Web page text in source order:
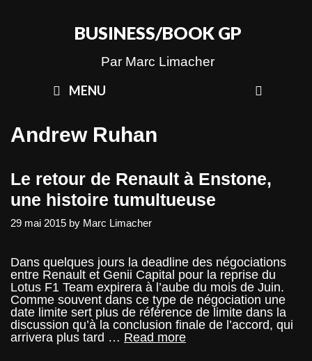
BUSINESS/BOOK GP
Par Marc Limacher
MENU
Andrew Ruhan
Le retour de Renault à Enstone,
une histoire tumultueuse
29 mai 2015 by Marc Limacher
Dans quelques jours la deadline des négociations
entre Renault et Genii Capital pour la reprise du
Lotus F1 Team expirera à l’aube du mois de Juin.
Comme souvent dans ce type de négociation une
date limite sert plus de référence de limite dans la
discussion qu’à la conclusion finale de l’accord, qui
arrivera plus tard … Read moreLe